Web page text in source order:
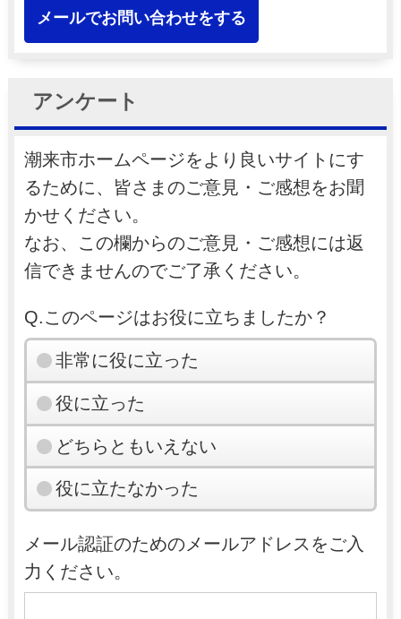
メールでお問い合わせをする
アンケート
潮来市ホームページをより良いサイトにす
るために、皆さまのご意見・ご感想をお聞
かせください。
なお、この欄からのご意見・ご感想には返
信できませんのでご了承ください。
Q.このページはお役に立ちましたか？
非常に役に立った
役に立った
どちらともいえない
役に立たなかった
メール認証のためのメールアドレスをご入
力ください。